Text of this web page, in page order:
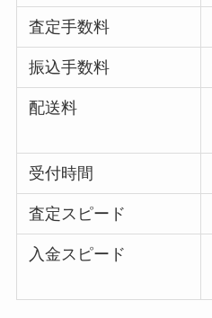
査定手数料
振込手数料
配送料
受付時間
査定スピード
入金スピード